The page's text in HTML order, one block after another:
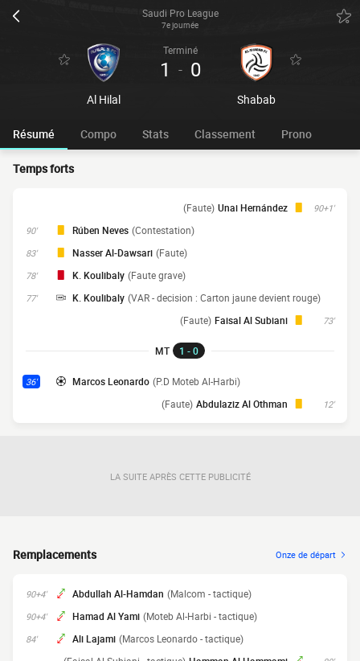
Saudi Pro League
7e journée
Al Hilal
Terminé
1 - 0
Shabab
Résumé Compo Stats Classement Prono
Temps forts
90+1'
Unai Hernández
(Faute)
90' Rúben Neves (Contestation)
83' Nasser Al-Dawsari (Faute)
78' K. Koulibaly (Faute grave)
77' K. Koulibaly (VAR - decision : Carton jaune devient rouge)
73'
Faisal Al Subiani
(Faute)
MT 1 - 0
36' Marcos Leonardo (P.D Moteb Al-Harbi)
12'
Abdulaziz Al Othman
(Faute)
LA SUITE APRÈS CETTE PUBLICITÉ
Remplacements Onze de départ
90+4' Abdullah Al-Hamdan (Malcom - tactique)
90+4' Hamad Al Yami (Moteb Al-Harbi - tactique)
84' Ali Lajami (Marcos Leonardo - tactique)